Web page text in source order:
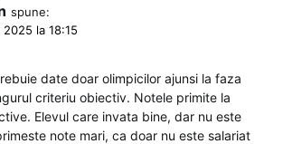
spune:
2025 la 18:15
date doar olimpicilor ajunsi la faza
criteriu obiectiv. Notele primite la
Elevul care invata bine, dar nu este
note mari, ca doar nu este salariat